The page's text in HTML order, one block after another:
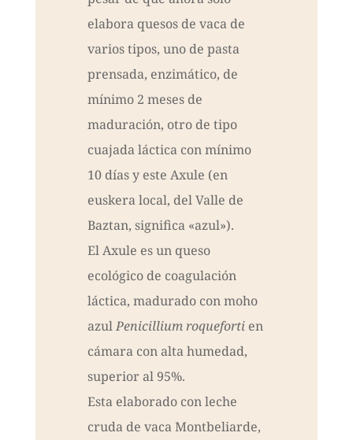
elabora quesos de vaca de
varios tipos, uno de pasta
prensada, enzimático, de
mínimo 2 meses de
maduración, otro de tipo
cuajada láctica con mínimo
10 días y este Axule (en
euskera local, del Valle de
Baztan, significa «azul»).
El Axule es un queso
ecológico de coagulación
láctica, madurado con moho
azulPenicillium roqueforti en
cámara con alta humedad,
superior al 95%.
Esta elaborado con leche
cruda de vaca Montbeliarde,